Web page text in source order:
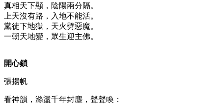
真相天下顯，陰陽兩分隔。
上天沒有路，入地不能活。
黨徒下地獄，天火劈惡魔。
一朝天地變，眾生迎主佛。
開心鎖
張揚帆
看神韻，滌盪千年封塵，聲聲喚：